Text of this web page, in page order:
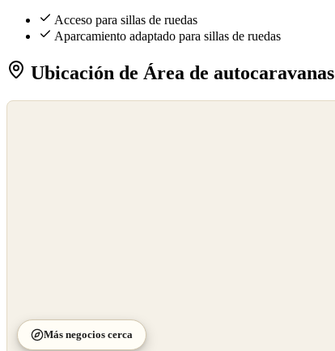
Acceso para sillas de ruedas
Aparcamiento adaptado para sillas de ruedas
Ubicación de Área de autocaravanas
Más negocios cerca